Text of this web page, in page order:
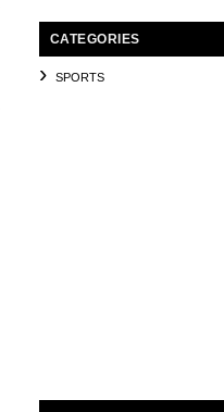
CATEGORIES
SPORTS